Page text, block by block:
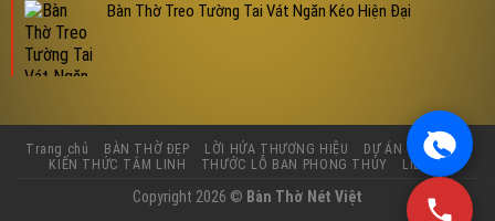
Bàn Thờ Treo Tường Tai Vát Ngăn Kéo Hiện Đại
Trang chủ BÀN THỜ ĐẸP LỜI HỨA THƯƠNG HIỆU
DỰ ÁN THỰC TẾ
KIẾN THỨC TÂM LINH
THƯỚC LỖ BAN PHONG THỦY LIÊN HỆ
Copyright 2026 © Bàn Thờ Nét Việt